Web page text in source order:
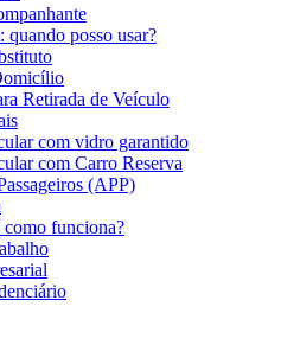
quando posso usar?
Retirada de Veículo
com vidro garantido
com Carro Reserva
(APP)
funciona?